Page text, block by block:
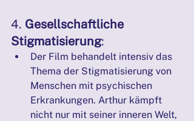
4. Gesellschaftliche
Stigmatisierung:
Der Film behandelt intensiv das
Thema der Stigmatisierung von
Menschen mit psychischen
Erkrankungen. Arthur kämpft
nicht nur mit seiner inneren Welt,